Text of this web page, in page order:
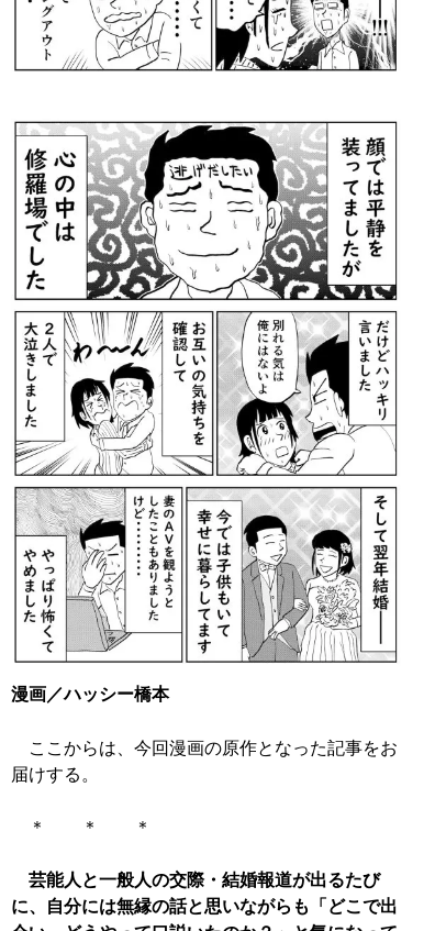
漫画／ハッシー橋本
ここからは、今回漫画の原作となった記事をお
届けする。
＊ ＊ ＊
芸能人と一般人の交際・結婚報道が出るたび
に、自分には無縁の話と思いながらも「どこで出